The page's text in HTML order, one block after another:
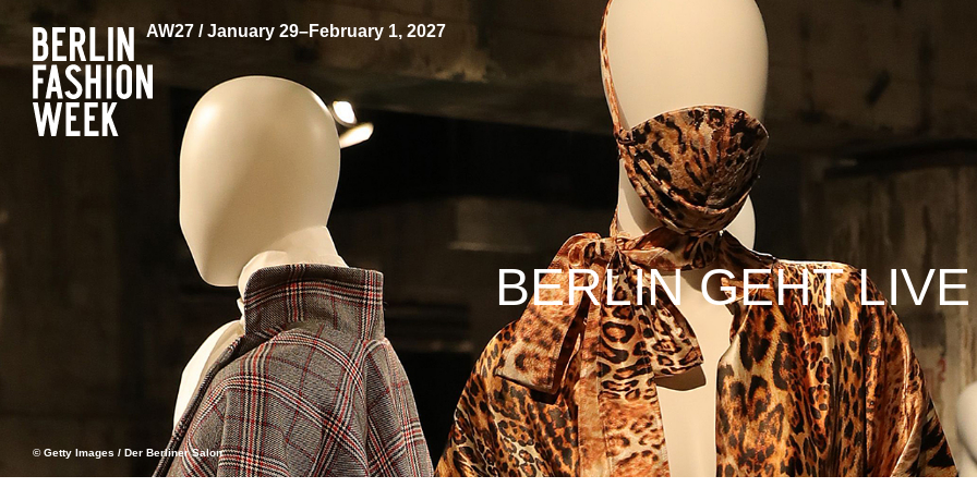
AW27 / January 29–February 1, 2027
BERLIN GEHT LIVE
© Getty Images / Der Berliner Salon